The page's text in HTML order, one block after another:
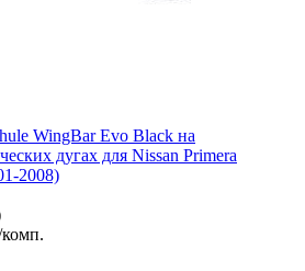
WingBar Evo Black на
дугах для Nissan Primera
2008)